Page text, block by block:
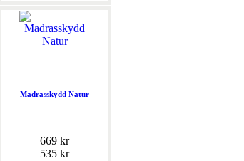
Madrasskydd Natur
669 kr
535 kr